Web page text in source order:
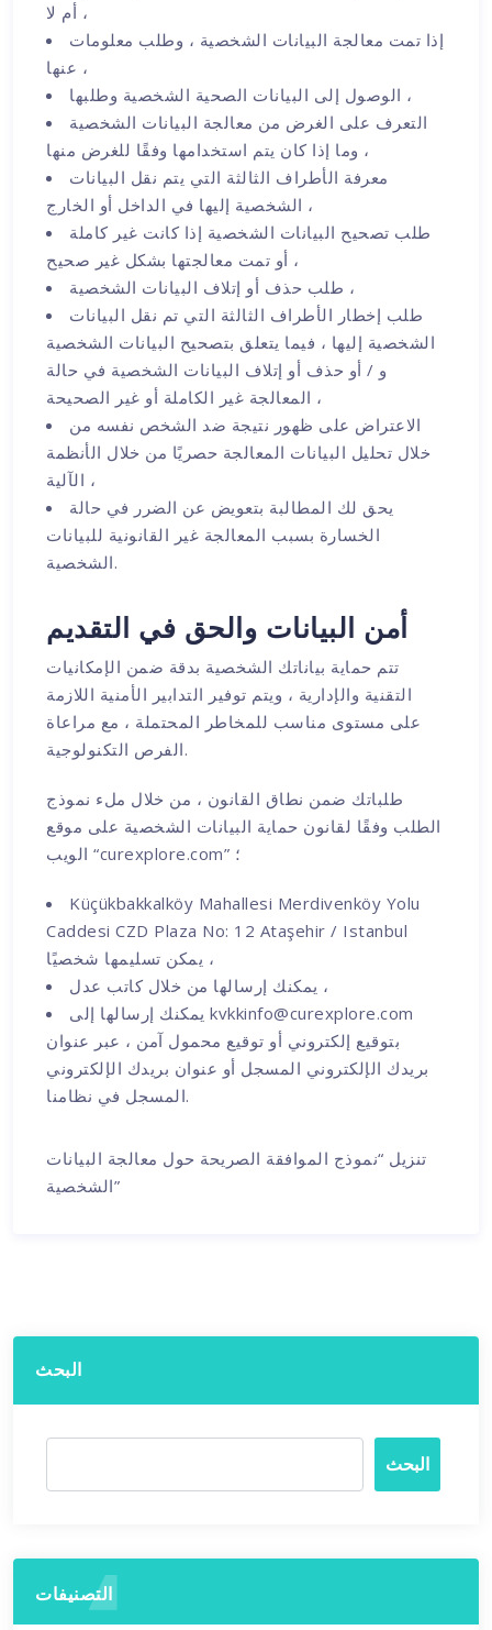
أم لا ،
إذا تمت معالجة البيانات الشخصية ، وطلب معلومات
عنها ،
الوصول إلى البيانات الصحية الشخصية وطلبها ،
التعرف على الغرض من معالجة البيانات الشخصية
وما إذا كان يتم استخدامها وفقًا للغرض منها ،
معرفة الأطراف الثالثة التي يتم نقل البيانات
الشخصية إليها في الداخل أو الخارج ،
طلب تصحيح البيانات الشخصية إذا كانت غير كاملة
أو تمت معالجتها بشكل غير صحيح ،
طلب حذف أو إتلاف البيانات الشخصية ،
طلب إخطار الأطراف الثالثة التي تم نقل البيانات
الشخصية إليها ، فيما يتعلق بتصحيح البيانات الشخصية
و / أو حذف أو إتلاف البيانات الشخصية في حالة
المعالجة غير الكاملة أو غير الصحيحة ،
الاعتراض على ظهور نتيجة ضد الشخص نفسه من
خلال تحليل البيانات المعالجة حصريًا من خلال الأنظمة
الآلية ،
يحق لك المطالبة بتعويض عن الضرر في حالة
الخسارة بسبب المعالجة غير القانونية للبيانات
الشخصية.
أمن البيانات والحق في التقديم
تتم حماية بياناتك الشخصية بدقة ضمن الإمكانيات
التقنية والإدارية ، ويتم توفير التدابير الأمنية اللازمة
على مستوى مناسب للمخاطر المحتملة ، مع مراعاة
الفرص التكنولوجية.
طلباتك ضمن نطاق القانون ، من خلال ملء نموذج
الطلب وفقًا لقانون حماية البيانات الشخصية على موقع
الويب “curexplore.com” ؛
Küçükbakkalköy Mahallesi Merdivenköy Yolu
Caddesi CZD Plaza No: 12 Ataşehir / Istanbul
يمكن تسليمها شخصيًا ،
يمكنك إرسالها من خلال كاتب عدل ،
يمكنك إرسالها إلى kvkkinfo@curexplore.com
بتوقيع إلكتروني أو توقيع محمول آمن ، عبر عنوان
بريدك الإلكتروني المسجل أو عنوان بريدك الإلكتروني
المسجل في نظامنا.
تنزيل “نموذج الموافقة الصريحة حول معالجة البيانات
الشخصية”
البحث
البحث
التصنيفات